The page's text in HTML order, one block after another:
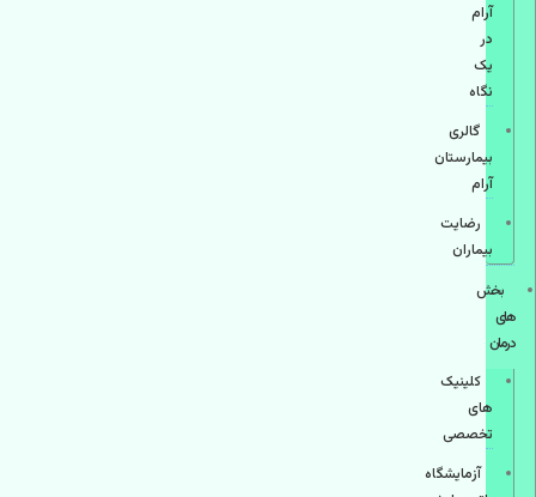
آرام
در
یک
نگاه
گالری
بیمارستان
آرام
رضایت
بیماران
بخش
های
درمان
کلینیک
های
تخصصی
آزمایشگاه